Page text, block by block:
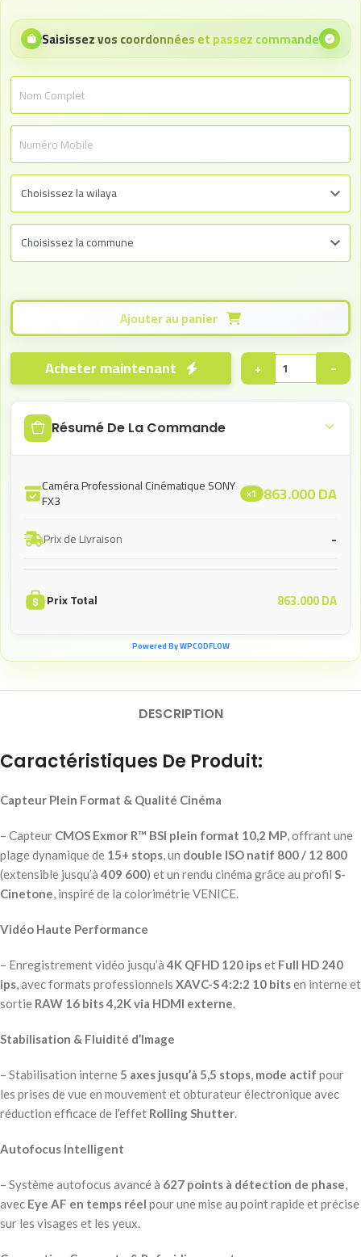
Saisissez vos coordonnées et passez commande
−
+
Résumé De La Commande
Caméra Professional Cinématique SONY
FX3 x1 863.000DA
Prix de Livraison -
Prix Total 863.000DA
Powered By WPCODFLOW
DESCRIPTION
Caractéristiques De Produit:
Capteur Plein Format & Qualité Cinéma
– Capteur CMOS Exmor R™ BSI plein format 10,2 MP, offrant une
plage dynamique de 15+ stops, un double ISO natif 800 / 12 800
(extensible jusqu’à 409 600) et un rendu cinéma grâce au profil S-
Cinetone, inspiré de la colorimétrie VENICE.
Vidéo Haute Performance
– Enregistrement vidéo jusqu’à 4K QFHD 120 ipset Full HD 240
ips, avec formats professionnels XAVC-S 4:2:2 10 bitsen interne et
sortie RAW 16 bits 4,2K via HDMI externe.
Stabilisation & Fluidité d’Image
– Stabilisation interne 5 axes jusqu’à 5,5 stops, mode actif pour
les prises de vue en mouvement et obturateur électronique avec
réduction efficace de l’effet Rolling Shutter.
Autofocus Intelligent
– Système autofocus avancé à 627 points à détection de phase,
avec Eye AF en temps réel pour une mise au point rapide et précise
sur les visages et les yeux.